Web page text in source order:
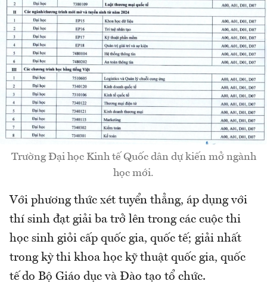
Trường Đại học Kinh tế Quốc dân dự kiến mở ngành
học mới.
Với phương thức xét tuyển thẳng, áp dụng với
thí sinh đạt giải ba trở lên trong các cuộc thi
học sinh giỏi cấp quốc gia, quốc tế; giải nhất
trong kỳ thi khoa học kỹ thuật quốc gia, quốc
tế do Bộ Giáo dục và Đào tạo tổ chức.